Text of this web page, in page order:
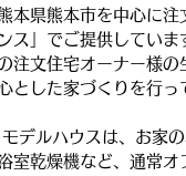
本県熊本市を中心に注
ス」でご提供していま
注文住宅オーナー様の
とした家づくりを行っ
デルハウスは、お家
室乾燥機など、通常オ